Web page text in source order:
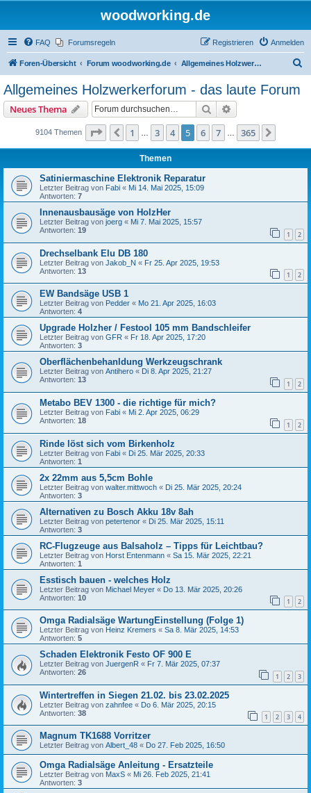
woodworking.de
FAQ Forumsregeln Anmelden
Registrieren
Foren-Übersicht Forum woodworking.de Allgemeines Holzwerkerforum - das laute Forum
Allgemeines Holzwerkerforum - das laute Forum
Neues Thema Suche
9104 Themen Seite von 365
Vorherige
1 3 4 5 6 7 365
Themen
Satiniermaschine Elektronik Reparatur
Letzter Beitrag von Fabi « Mi 14. Mai 2025, 15:09
Antworten: 7
Innenausbausäge von HolzHer
Letzter Beitrag von joerg « Mi 7. Mai 2025, 15:57
Antworten: 19 1 2
Drechselbank Elu DB 180
Letzter Beitrag von Jakob_N « Fr 25. Apr 2025, 19:53
Antworten: 13 1 2
EW Bandsäge USB 1
Letzter Beitrag von Pedder « Mo 21. Apr 2025, 16:03
Antworten: 4
Upgrade Holzher / Festool 105 mm Bandschleifer
Letzter Beitrag von GFR « Fr 18. Apr 2025, 17:20
Antworten: 3
Oberflächenbehanldung Werkzeugschrank
Letzter Beitrag von Antihero « Di 8. Apr 2025, 21:27
Antworten: 13 1 2
Metabo BEV 1300 - die richtige für mich?
Letzter Beitrag von Fabi « Mi 2. Apr 2025, 06:29
Antworten: 18 1 2
Rinde löst sich vom Birkenholz
Letzter Beitrag von Fabi « Di 25. Mär 2025, 20:33
Antworten: 1
2x 22mm aus 5,5cm Bohle
Letzter Beitrag von walter.mittwoch « Di 25. Mär 2025, 20:24
Antworten: 3
Alternativen zu Bosch Akku 18v 8ah
Letzter Beitrag von petertenor « Di 25. Mär 2025, 15:11
Antworten: 3
RC-Flugzeuge aus Balsaholz – Tipps für Leichtbau?
Letzter Beitrag von Horst Entenmann « Sa 15. Mär 2025, 22:21
Antworten: 1
Esstisch bauen - welches Holz
Letzter Beitrag von Michael Meyer « Do 13. Mär 2025, 20:26
Antworten: 10 1 2
Omga Radialsäge WartungEinstellung (Folge 1)
Letzter Beitrag von Heinz Kremers « Sa 8. Mär 2025, 14:53
Antworten: 5
Schaden Elektronik Festo OF 900 E
Letzter Beitrag von JuergenR « Fr 7. Mär 2025, 07:37
Antworten: 26 1 2 3
Wintertreffen in Siegen 21.02. bis 23.02.2025
Letzter Beitrag von zahnfee « Do 6. Mär 2025, 20:15
Antworten: 38 1 2 3 4
Magnum TK1688 Vorritzer
Letzter Beitrag von Albert_48 « Do 27. Feb 2025, 16:50
Omga Radialsäge Anleitung - Ersatzteile
Letzter Beitrag von MaxS « Mi 26. Feb 2025, 21:41
Antworten: 3